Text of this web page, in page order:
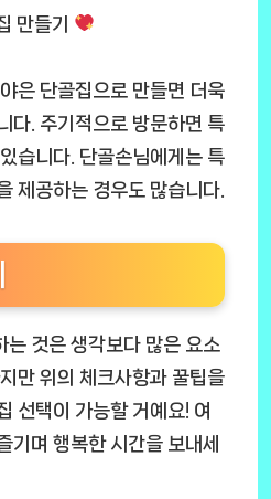
만들기
은 단골집으로 만들면 더욱
다. 주기적으로 방문하면 특
습니다. 단골손님에게는 특
제공하는 경우도 많습니다.
는 것은 생각보다 많은 요소
만 위의 체크사항과 꿀팁을
선택이 가능할 거예요! 여
기며 행복한 시간을 보내세